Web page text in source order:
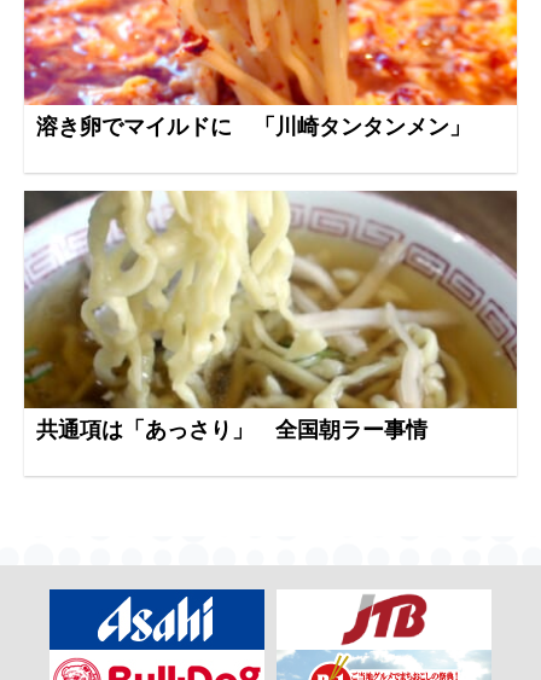
溶き卵でマイルドに 「川崎タンタンメン」
共通項は「あっさり」 全国朝ラー事情